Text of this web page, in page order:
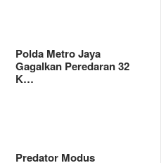
Polda Metro Jaya
Gagalkan Peredaran 32
K…
Predator Modus